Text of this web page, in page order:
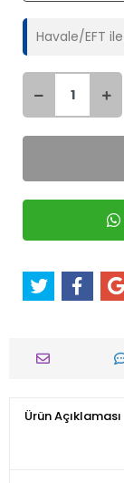
Havale/EFT ile
Ürün Açıklaması